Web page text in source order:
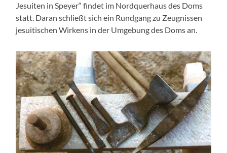
Jesuiten in Speyer“ findet im Nordquerhaus des Doms
statt. Daran schließt sich ein Rundgang zu Zeugnissen
jesuitischen Wirkens in der Umgebung des Doms an.